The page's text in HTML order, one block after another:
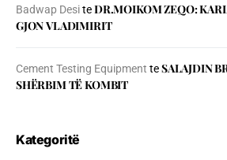
Badwap DesiteDR.MOIKOM ZEQO:
GJON VLADIMIRIT
Cement Testing Equipment teSALAJDIN
SHЁRBIM TЁ KOMBIT
Kategoritë